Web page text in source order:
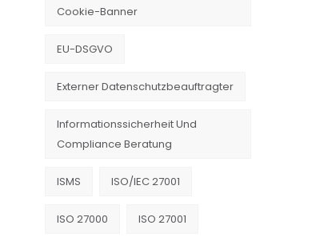
Cookie-Banner
EU-DSGVO
Externer Datenschutzbeauftragter
Informationssicherheit Und
Compliance Beratung
ISMS ISO/IEC 27001
ISO 27000 ISO 27001